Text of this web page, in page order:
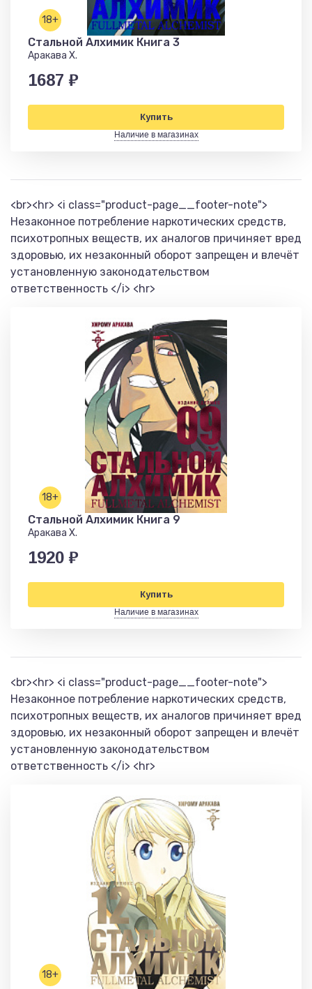
18+
Стальной Алхимик Книга 3
Аракава Х.
1687 ₽
Купить
Наличие в магазинах
<br><hr> <i class="product-page__footer-note">
Незаконное потребление наркотических средств,
психотропных веществ, их аналогов причиняет вред
здоровью, их незаконный оборот запрещен и влечёт
установленную законодательством
ответственность </i> <hr>
18+
Стальной Алхимик Книга 9
Аракава Х.
1920 ₽
Купить
Наличие в магазинах
<br><hr> <i class="product-page__footer-note">
Незаконное потребление наркотических средств,
психотропных веществ, их аналогов причиняет вред
здоровью, их незаконный оборот запрещен и влечёт
установленную законодательством
ответственность </i> <hr>
18+